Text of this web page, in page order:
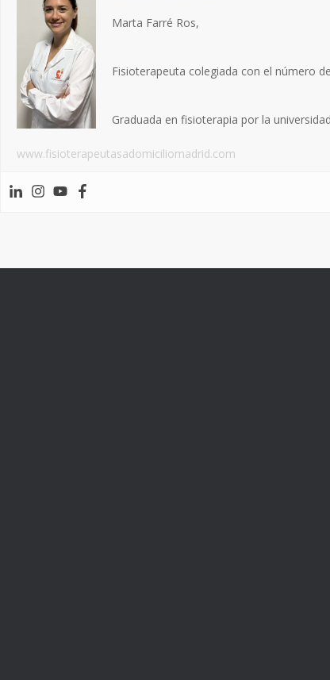
Marta Farré Ros,
Fisioterapeuta colegiada con el número
Graduada en fisioterapia por la
www.fisioterapeutasadomiciliomadrid.com